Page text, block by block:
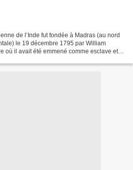
de l’Inde fut fondée à Madras (au nord
le 19 décembre 1795 par William
où il avait été emmené comme esclave et